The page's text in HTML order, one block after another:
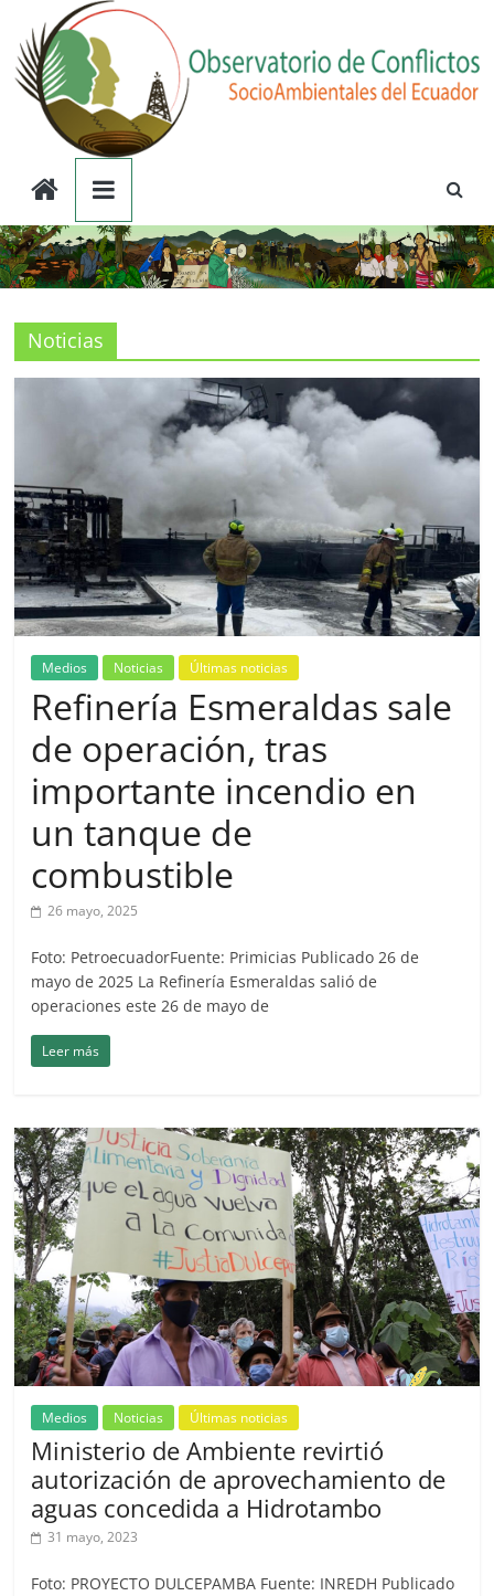
contenido
Observatorio
de
Conflictos
Socioambientales
del
Ecuador
Noticias
Medios Noticias Últimas noticias
Refinería Esmeraldas sale
de operación, tras
importante incendio en
un tanque de
combustible
26 mayo, 2025
Foto: PetroecuadorFuente: Primicias Publicado 26 de
mayo de 2025 La Refinería Esmeraldas salió de
operaciones este 26 de mayo de
Leer más
Medios Noticias Últimas noticias
Ministerio de Ambiente revirtió
autorización de aprovechamiento de
aguas concedida a Hidrotambo
31 mayo, 2023
Foto: PROYECTO DULCEPAMBA Fuente: INREDH Publicado